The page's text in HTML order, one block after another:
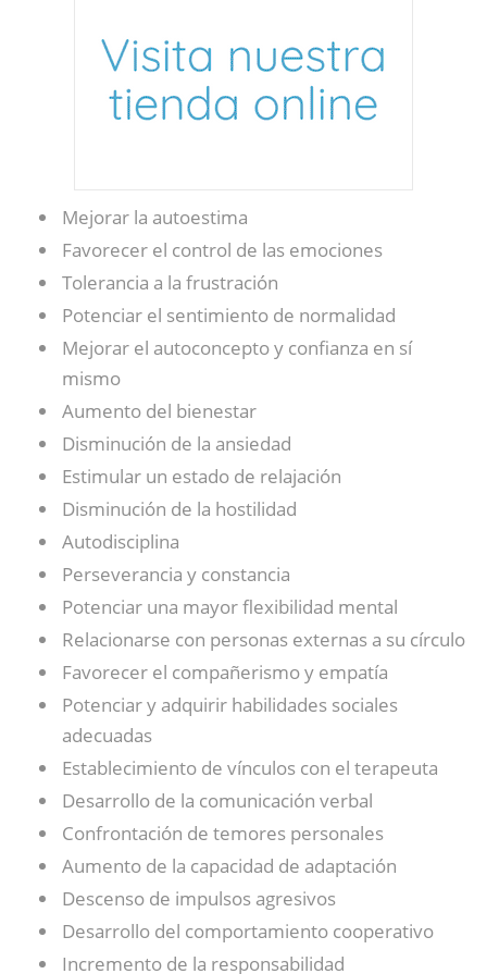
Mejorar la autoestima
Favorecer el control de las emociones
Tolerancia a la frustración
Potenciar el sentimiento de normalidad
Mejorar el autoconcepto y confianza en sí
mismo
Aumento del bienestar
Disminución de la ansiedad
Estimular un estado de relajación
Disminución de la hostilidad
Autodisciplina
Perseverancia y constancia
Potenciar una mayor flexibilidad mental
Relacionarse con personas externas a su círculo
Favorecer el compañerismo y empatía
Potenciar y adquirir habilidades sociales
adecuadas
Establecimiento de vínculos con el terapeuta
Desarrollo de la comunicación verbal
Confrontación de temores personales
Aumento de la capacidad de adaptación
Descenso de impulsos agresivos
Desarrollo del comportamiento cooperativo
Incremento de la responsabilidad